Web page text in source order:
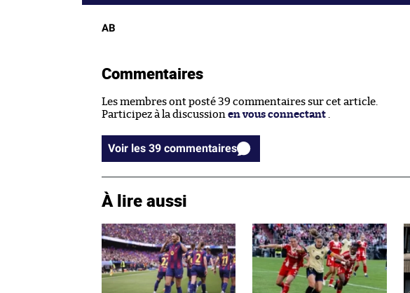
AB
Commentaires
Les membres ont posté 39 commentaires sur cet article.
Participez à la discussion en vous connectant .
Voir les 39 commentaires
À lire aussi